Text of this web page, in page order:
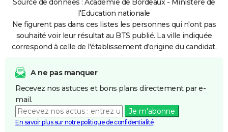
Source de données : Académie de Bordeaux - Ministère de
l'Education nationale
Ne figurent pas dans ces listes les personnes qui n'ont pas
souhaité voir leur résultat au BTS publié. La ville indiquée
correspond à celle de l'établissement d'origine du candidat.
A ne pas manquer
Recevez nos astuces et bons plans directement par e-
mail.
Je m'abonne
En savoir plus sur notre politique de confidentialité